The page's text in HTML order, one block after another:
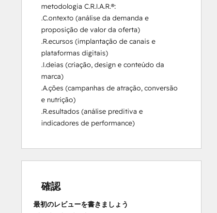
metodologia C.R.I.A.R.®:
.C.ontexto (análise da demanda e
proposição de valor da oferta)
.R.ecursos (implantação de canais e
plataformas digitais)
.I.deias (criação, design e conteúdo da
marca)
.A.ções (campanhas de atração, conversão
e nutrição)
.R.esultados (análise preditiva e
indicadores de performance)
確認
最初のレビューを書きましょう